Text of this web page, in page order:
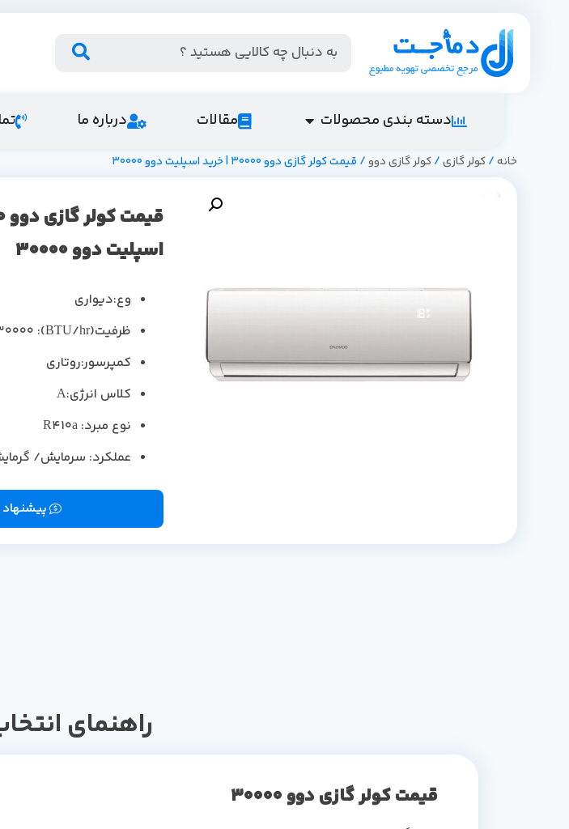
دسته بندی محصولات مقالات درباره ما
خانه/کولر گازی/کولر گازی دوو/ قیمت کولر گازی دوو 30000 | خرید اسپلیت دوو 30000
اسپلیت دوو 30000
وع:دیواری
ظرفیت(BTU/hr): 30000
کمپرسور:روتاری
کلاس انرژی:A
نوع مبرد: R410a
عملکرد: سرمایش/
راهنمای
قیمت کولر گازی دوو 30000